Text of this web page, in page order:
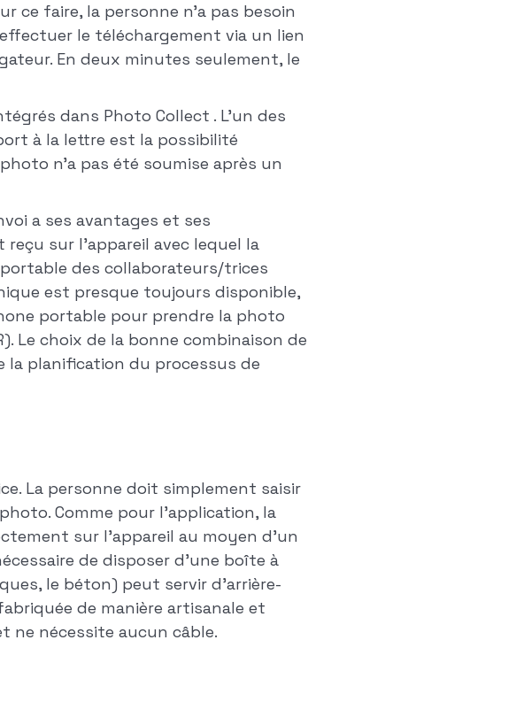
ce faire, la personne n'a pas besoin
le téléchargement via un lien
En deux minutes seulement, le
dans Photo Collect . L'un des
à la lettre est la possibilité
n'a pas été soumise après un
a ses avantages et ses
sur l'appareil avec lequel la
des collaborateurs/trices
est presque toujours disponible,
portable pour prendre la photo
Le choix de la bonne combinaison de
planification du processus de
La personne doit simplement saisir
Comme pour l'application, la
sur l'appareil au moyen d'un
de disposer d'une boîte à
le béton) peut servir d'arrière-
de manière artisanale et
ne nécessite aucun câble.